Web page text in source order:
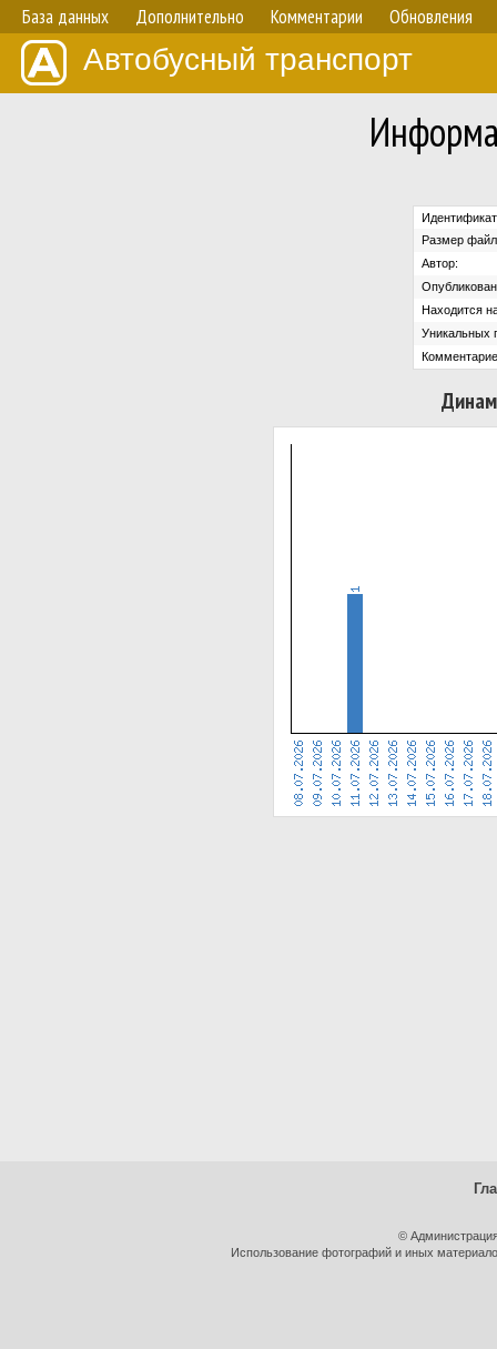
База данных Дополнительно Комментарии Обновления
Автобусный транспорт
Размер
Автор:
Находится
Уникальных
©
Использование фотографий и иных